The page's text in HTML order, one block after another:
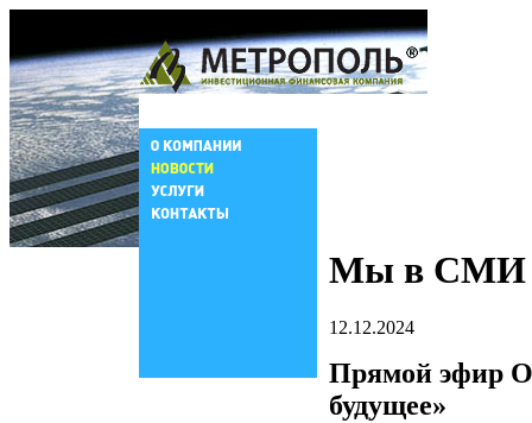
Мы в СМИ
12.12.2024
Прямой эфир
будущее»